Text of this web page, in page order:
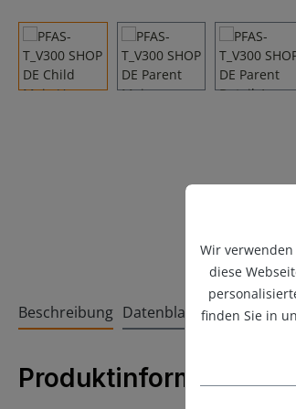
Beschreibung Datenblatt
Produktinformationen
Wir
diese
finden Sie in